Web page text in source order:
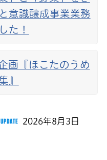
意識醸成事業業務
た！
画『ほこたのうめ
』
2026年8月3日